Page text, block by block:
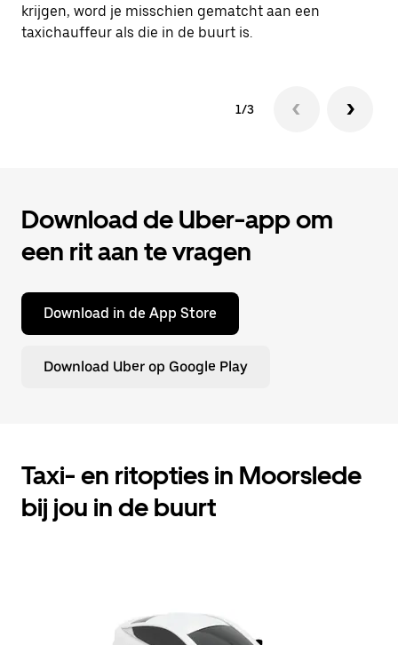
krijgen, word je misschien gematcht aan een
taxichauffeur als die in de buurt is.
1/3
Download de Uber-app om
een rit aan te vragen
Download in de App Store
Download Uber op Google Play
Taxi- en ritopties in Moorslede
bij jou in de buurt